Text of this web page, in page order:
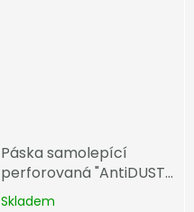
Páska samolepící
perforovaná "AntiDUST"
šíře 28 mm
Skladem